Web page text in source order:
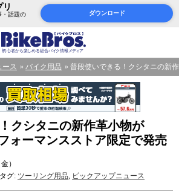
リ
・話題の
ダウンロード
ース バイク用品 普段使いできる！クシタニの新
クシタニの新作革小物が
ォーマンスストア限定で発売
）
グ: ツーリング用品, ピックアップニュース